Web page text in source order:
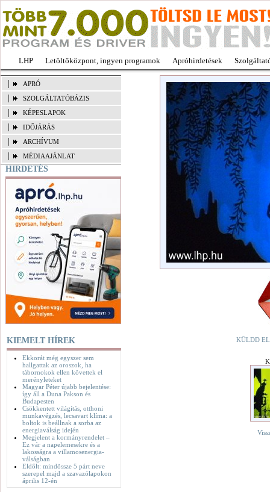
LHP Letöltőközpont, ingyen programok Apróhirdetések
APRÓ
SZOLGÁLTATÓBÁZIS
KÉPESLAPOK
IDŐJÁRÁS
ARCHÍVUM
MÉDIAAJÁNLAT
HIRDETÉS
KIEMELT HÍREK
Ekkorát még egyszer sem
hallgattak az oroszok, ha
tábornokok ellen követtek el
merényleteket
Magyar Péter újabb bejelentése:
így áll a Duna Pakson és
Budapesten
Csökkentett világítás, otthoni
munkavégzés, lecsavart klíma: a
boltok is beállnak a sorba az
energiaválság idején
Megjelent a kormányrendelet –
Ez vár a napelemesekre és a
lakosságra a villamosenergia-
válságban
Eldőlt: mindössze 5 párt neve
szerepel majd a szavazólapokon
április 12-én
KÜLDD